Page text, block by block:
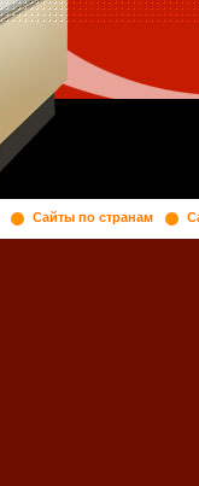
Сайты по странам